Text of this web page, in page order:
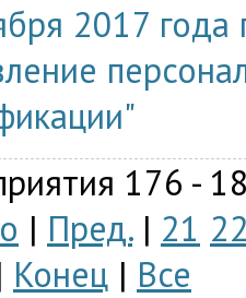
2017 года
176 -
| Пред.| 21 22
Конец | Все